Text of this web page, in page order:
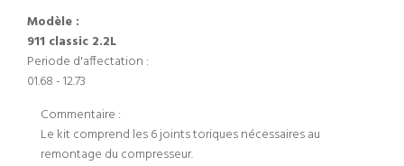
Modèle :
911 classic 2.2L
Periode d'affectation :
01.68 - 12.73
Commentaire :
Le kit comprend les 6 joints toriques nécessaires au
remontage du compresseur.